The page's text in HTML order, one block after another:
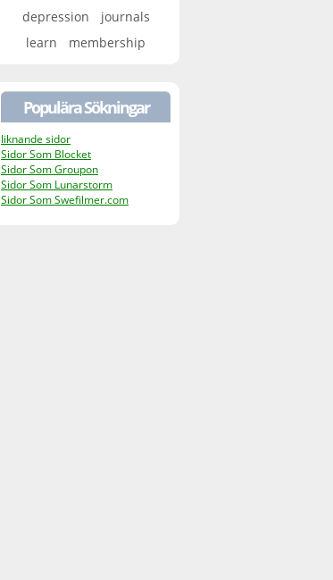
depression
journals
learn
membership
Populära Sökningar
liknande sidor
Sidor Som Blocket
Sidor Som Groupon
Sidor Som Lunarstorm
Sidor Som Swefilmer.com